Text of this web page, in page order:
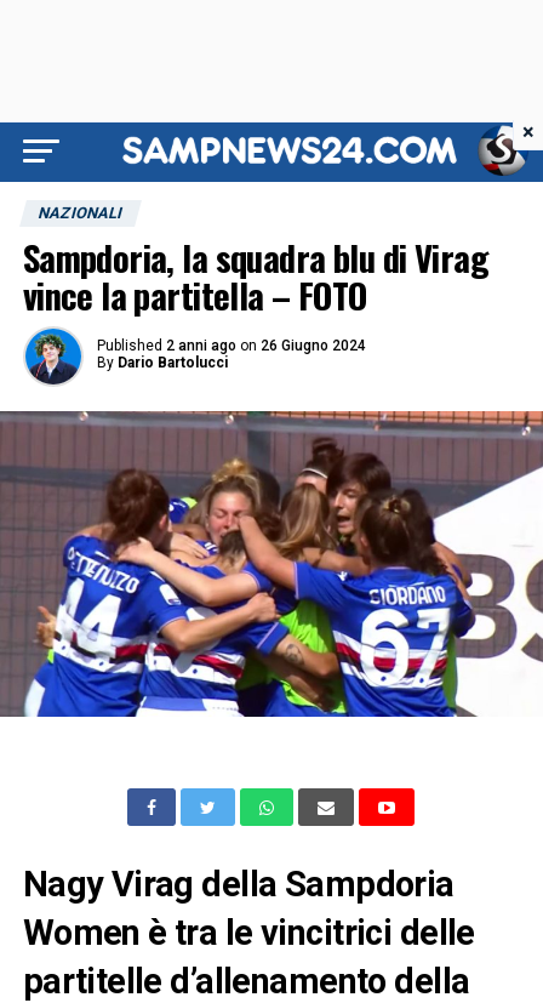
NAZIONALI
Sampdoria, la squadra blu di Virag
vince la partitella – FOTO
Published 2 anni ago on 26 Giugno 2024
By Dario Bartolucci
Nagy Virag della Sampdoria
Women è tra le vincitrici delle
partitelle d’allenamento della
×